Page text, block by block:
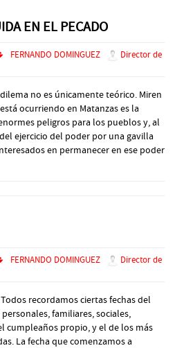
EN EL PECADO
FERNANDO DOMINGUEZ
Director de
no es únicamente teórico. Miren
ocurriendo en Matanzas es la
peligros para los pueblos y, al
ejercicio del poder por una gavilla
en permanecer en ese poder
FERNANDO DOMINGUEZ
Director de
recordamos ciertas fechas del
familiares, sociales,
cumpleaños propio, y el de los más
La fecha que comenzamos a